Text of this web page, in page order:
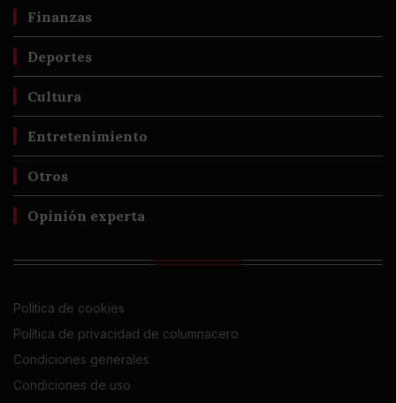
Finanzas
Deportes
Cultura
Entretenimiento
Otros
Opinión experta
Política de cookies
Política de privacidad de columnacero
Condiciones generales
Condiciones de uso